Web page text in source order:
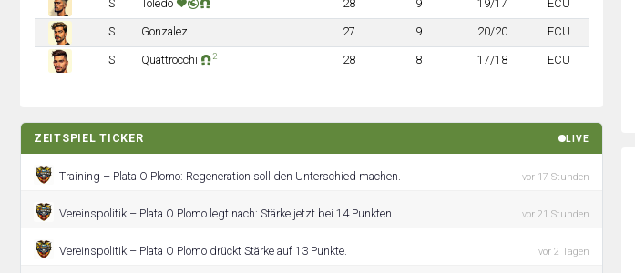
S Toledo 28 9 19/17 ECU
S Gonzalez 27 9 20/20 ECU
S Quattrocchi 2 28 8 17/18 ECU
ZEITSPIEL TICKER LIVE
Training – Plata O Plomo: Regeneration soll den Unterschied machen. vor 17 Stunden
Vereinspolitik – Plata O Plomo legt nach: Stärke jetzt bei 14 Punkten. vor 21 Stunden
Vereinspolitik – Plata O Plomo drückt Stärke auf 13 Punkte. vor 2 Tagen